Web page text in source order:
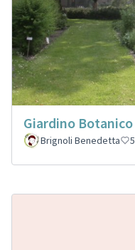
Giardino Botanico
Brignoli Benedetta 5